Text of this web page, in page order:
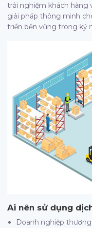
trải nghiệm khách
giải pháp thông minh
triển bền vững trong kỷ
Ai nên sử dụng
Doanh nghiệp